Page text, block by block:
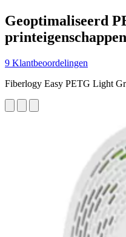
Geoptimaliseerd
9 Klantbeoordelingen
Fiberlogy Easy PETG Light